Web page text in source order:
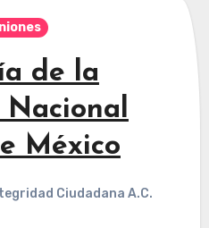
de la
Nacional
México
Ciudadana A.C.